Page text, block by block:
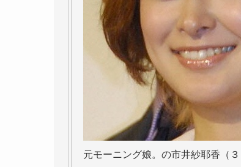
元モーニング娘。の市井紗耶香（